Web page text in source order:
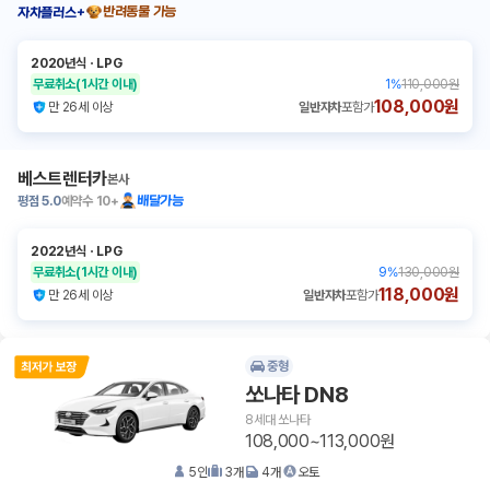
자차플러스+
반려동물 가능
2020년식 ㆍ LPG
무료취소(1시간 이내) 1 %110,000원
만 26세 이상
일반자차포함가108,000원
베스트렌터카본사
평점 5.0예약수 10+ 배달가능
2022년식 ㆍ LPG
무료취소(1시간 이내) 9%130,000원
만 26세 이상
일반자차포함가118,000원
중형
쏘나타 DN8
8세대 쏘나타
108,000~113,000원
5인 3개 4개 오토